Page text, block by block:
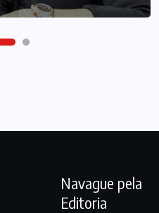
Navague pela
Editoria